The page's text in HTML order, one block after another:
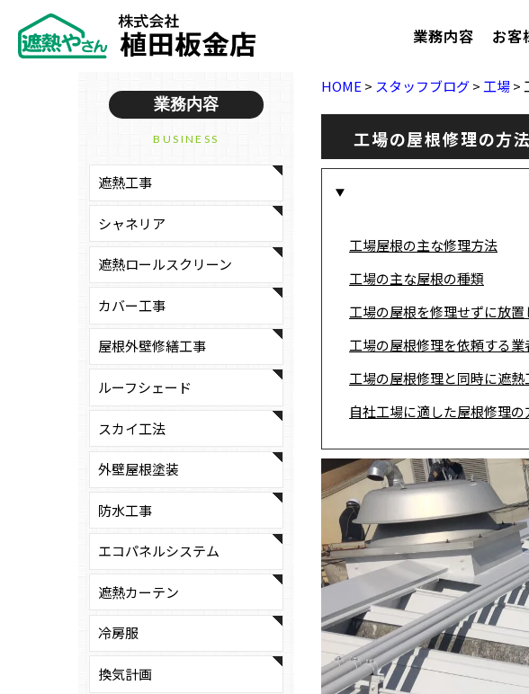
業務内容 お客
業務内容
BUSINESS
遮熱工事
シャネリア
遮熱ロールスクリーン
カバー工事
屋根外壁修繕工事
ルーフシェード
スカイ工法
外壁屋根塗装
防水工事
エコパネルシステム
遮熱カーテン
冷房服
換気計画
HOME > スタッフブログ> 工場>
工場の屋根修理の方
工場屋根の主な修理方法
工場の主な屋根の種類
工場の屋根を修理せずに放
工場の屋根修理を依頼する
工場の屋根修理と同時に遮
自社工場に適した屋根修理